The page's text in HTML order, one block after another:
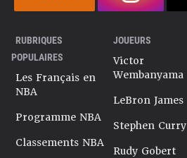
RUBRIQUES
POPULAIRES
Les Français en
NBA
Programme NBA
Classements NBA
JOUEURS
Victor
Wembanyama
LeBron James
Stephen Curry
Rudy Gobert